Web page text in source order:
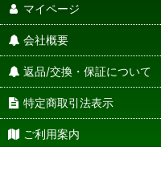
マイページ
会社概要
返品/交換・保証について
特定商取引法表示
ご利用案内